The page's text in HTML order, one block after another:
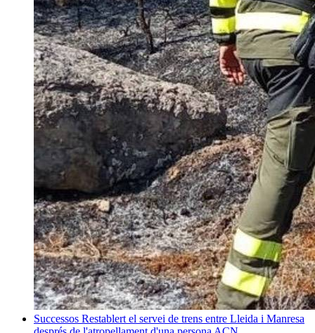
Successos Restablert el servei de trens entre Lleida i Manresa